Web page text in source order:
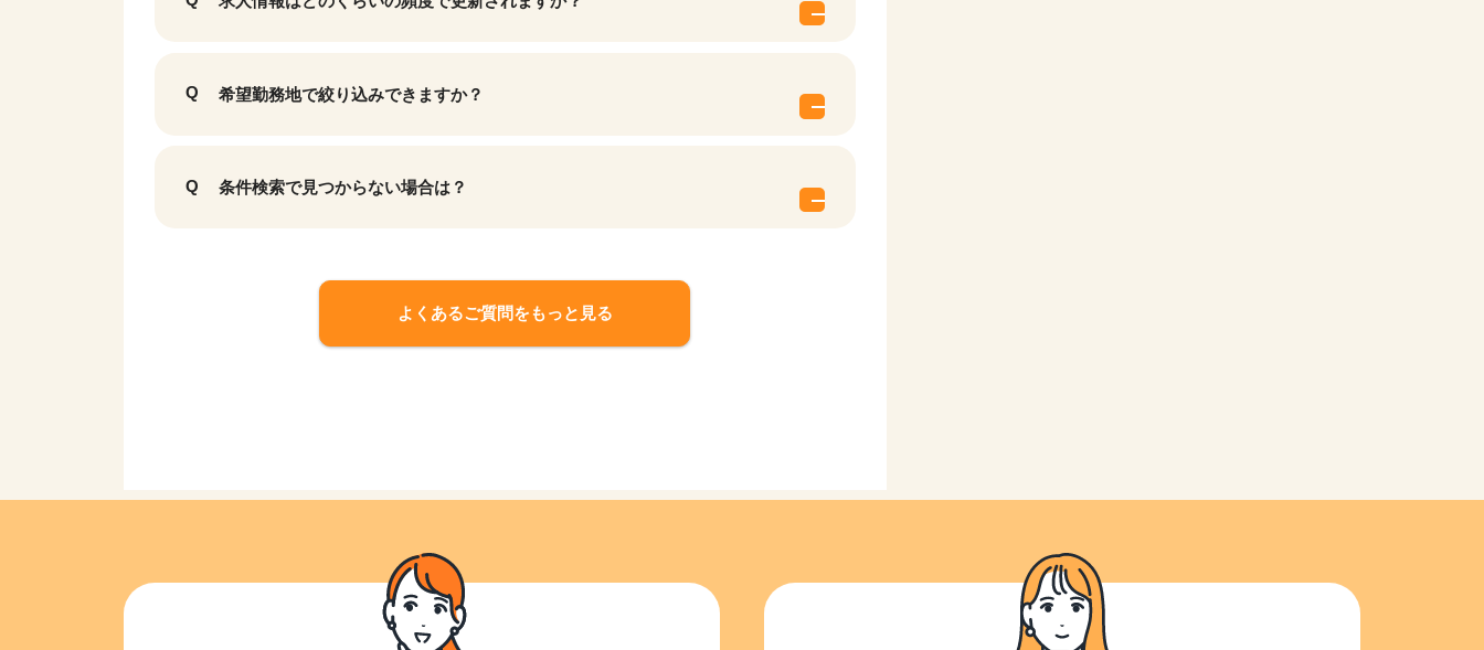
希望勤務地で絞り込みできますか？
条件検索で見つからない場合は？
よくあるご質問をもっと見る
9,629 件